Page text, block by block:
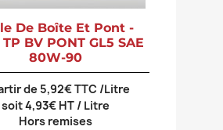
De Boîte Et Pont -
TP BV PONT GL5 SAE
80W-90
de 5,92€ TTC /Litre
soit 4,93€ HT / Litre
Hors remises